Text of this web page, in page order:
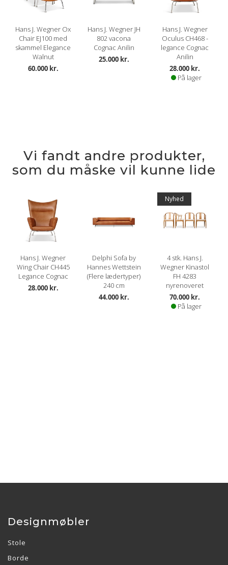
Hans J. Wegner Ox
Chair EJ100 med
skammel Elegance
Walnut
60.000 kr.
Hans J. Wegner JH
802 vacona
Cognac Anilin
25.000 kr.
Hans J. Wegner
Oculus CH468 -
legance Cognac
Anilin
28.000 kr.
På lager
Vi fandt andre produkter,
som du måske vil kunne lide
Hans J. Wegner
Wing Chair CH445
Legance Cognac
28.000 kr.
Delphi Sofa by
Hannes Wettstein
(Flere lædertyper)
240 cm
44.000 kr.
Nyhed
4 stk. Hans J.
Wegner Kinastol
FH 4283
nyrenoveret
70.000 kr.
På lager
Designmøbler
Stole
Borde